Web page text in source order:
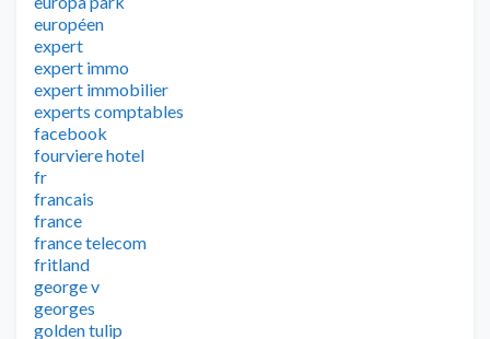
européen
expert
expert immo
expert immobilier
experts comptables
facebook
fourviere hotel
fr
francais
france
france telecom
fritland
george v
georges
golden tulip